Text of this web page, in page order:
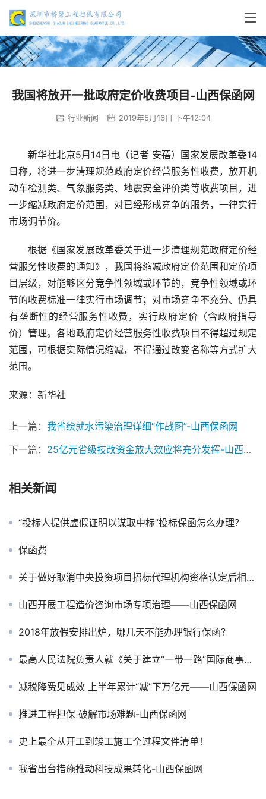
我国将放开一批政府定价收费项目-山西保函网
行业新闻 2019年5月16日 下午12:04
新华社北京5月14日电（记者 安蓓）国家发展改革委14
日称，将进一步清理规范政府定价经营服务性收费，放开机
动车检测类、气象服务类、地震安全评价类等收费项目，进
一步缩减政府定价范围，对已经形成竞争的服务，一律实行
市场调节价。
根据《国家发展改革委关于进一步清理规范政府定价经
营服务性收费的通知》，我国将缩减政府定价范围和定价项
目层级，对能够区分竞争性领域或环节的，竞争性领域或环
节的收费标准一律实行市场调节；对市场竞争不充分、仍具
有垄断性的经营服务性收费，实行政府定价（含政府指导
价）管理。各地政府定价经营服务性收费项目不得超过规定
范围，可根据实际情况缩减，不得通过改变名称等方式扩大
范围。
上一篇： 我省绘就水污染治理详细“作战图”-山西保函网
下一篇： 25亿元省级技改资金放大效应将充分发挥-山西保函网
相关新闻
“投标人提供虚假证明以谋取中标”投标保函怎么办理？
保函费
关于做好取消中央投资项目招标代理机构资格认定后相关工作衔接的公告
山西开展工程造价咨询市场专项治理——山西保函网
2018年放假安排出炉，哪几天不能办理银行保函？
最高人民法院负责人就《关于建立“一带一路”国际商事争端解决机制和机构的意见》答记者问
减税降费见成效 上半年累计“减”下万亿元——山西保函网
推进工程担保 破解市场难题-山西保函网
史上最全从开工到竣工施工全过程文件清单！
我省出台措施推动科技成果转化-山西保函网